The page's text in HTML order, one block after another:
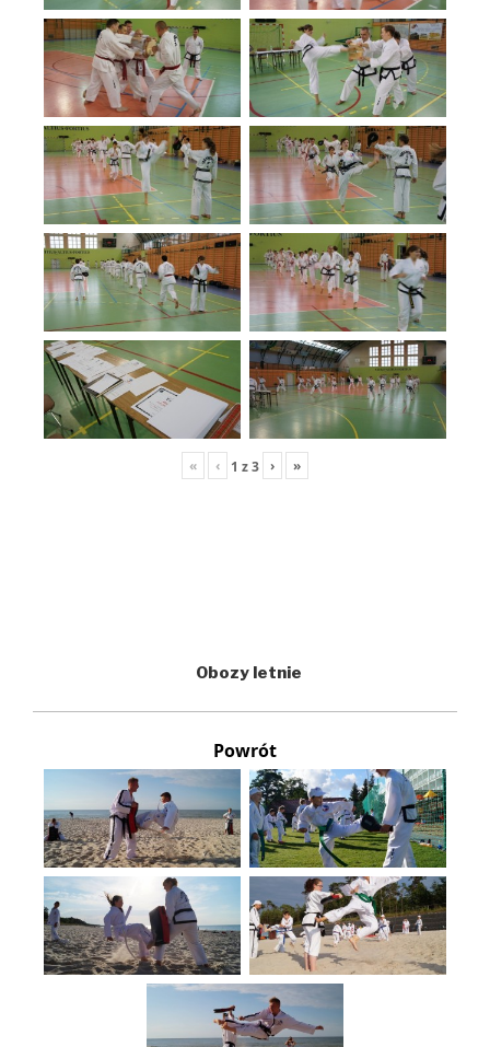
« ‹ 1 z3 › »
Obozy letnie
Powrót